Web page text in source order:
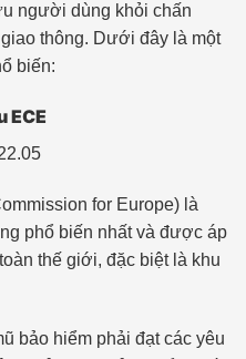
người dùng khỏi chấn
thông. Dưới đây là một
biến:
ECE
for Europe) là
phổ biến nhất và được áp
thế giới, đặc biệt là khu
bảo hiểm phải đạt các yêu